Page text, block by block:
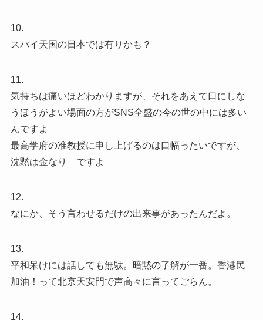
10.
スパイ天国の日本では有りかも？
11.
気持ちは痛いほどわかりますが、それをあえて口にしな
うほうがよい場面の方がSNS全盛の今の世の中には多い
んですよ
最高学府の准教授に申し上げるのは口幅ったいですが、
沈黙は金なり ですよ
12.
なにか、そう言わせるだけの出来事があったんだよ。
13.
平和呆けには話しても無駄。暗黙の了解が一番。香港民
加油！って北京天安門で声高々に言ってごらん。
14.